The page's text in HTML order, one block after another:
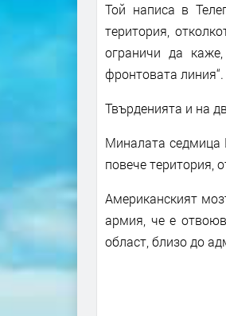
Той написа в
територия,
ограничи да
фронтовата линия“.
Твърденията и на
Миналата седмица
повече територия,
Американският
армия, че е
област, близо до